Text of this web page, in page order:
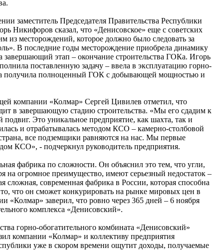
заместитель Председателя Правительства Республики
Никифоров сказал, что «Денисовское» еще с советских
из месторождений, которое должно было следовать за
В последние годы месторождение приобрела динамику
этап – окончание строительства ГОКа. Игорь
поставленную задачу – ввела в эксплуатацию горно-
получила полноценный ГОК с добывающей мощностью и
компании «Колмар» Сергей Цивилев отметил, что
в завершающую стадию строительства. «Мы его сдадим к
Это уникальное предприятие, как шахта, так и
и отрабатывалась методом КСО – камерно-столбовой
все подземщики равняются на нас. Мы первые
КСО», - подчеркнул руководитель предприятия.
фабрика по сложности. Он объяснил это тем, что угли,
на огромное преимущество, имеют серьезный недостаток –
сложная, современная фабрика в России, которая способна
что он сможет конкурировать на рынке мировых цен в
«Колмар» заверил, что ровно через 365 дней – 6 ноября
комплекса «Денисовский».
горно-обогатительного комбината «Денисовский»
компании «Колмар» и коллективу предприятия
уже в скором времени ощутит доходы, получаемые